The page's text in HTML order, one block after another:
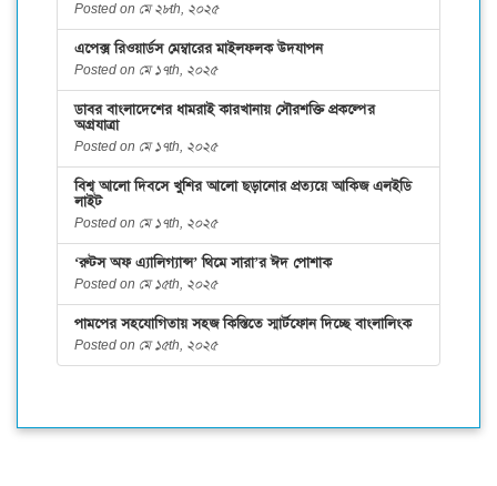
Posted on মে ২৮th, ২০২৫
এপেক্স রিওয়ার্ডস মেম্বারের মাইলফলক উদযাপন
Posted on মে ১৭th, ২০২৫
ডাবর বাংলাদেশের ধামরাই কারখানায় সৌরশক্তি প্রকল্পের
অগ্রযাত্রা
Posted on মে ১৭th, ২০২৫
বিশ্ব আলো দিবসে খুশির আলো ছড়ানোর প্রত্যয়ে আকিজ এলইডি
লাইট
Posted on মে ১৭th, ২০২৫
‘রুটস অফ এ্যালিগ্যান্স’ থিমে সারা’র ঈদ পোশাক
Posted on মে ১৫th, ২০২৫
পামপের সহযোগিতায় সহজ কিস্তিতে স্মার্টফোন দিচ্ছে বাংলালিংক
Posted on মে ১৫th, ২০২৫